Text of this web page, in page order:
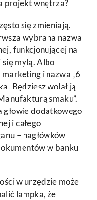
projekt wnętrza?
się zmieniają.
wybrana nazwa
funkcjonującej na
mylą. Albo
marketing i nazwa „6
Będziesz wolał ją
smaku”.
głowie dodatkowego
i całego
– nagłówków
w banku
w urzędzie może
lampka, że